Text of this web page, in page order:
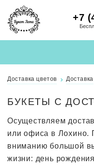
+7
Доставка цветов Доставка
БУКЕТЫ С
Осуществляем
или офиса в Лохино.
вниманию большой
жизни: день